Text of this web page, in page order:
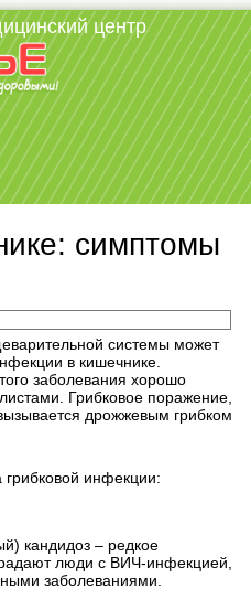
центр
симптомы
системы может
в кишечнике.
заболевания хорошо
Грибковое поражение,
дрожжевым грибком
инфекции:
кандидоз – редкое
люди с ВИЧ-инфекцией,
заболеваниями.